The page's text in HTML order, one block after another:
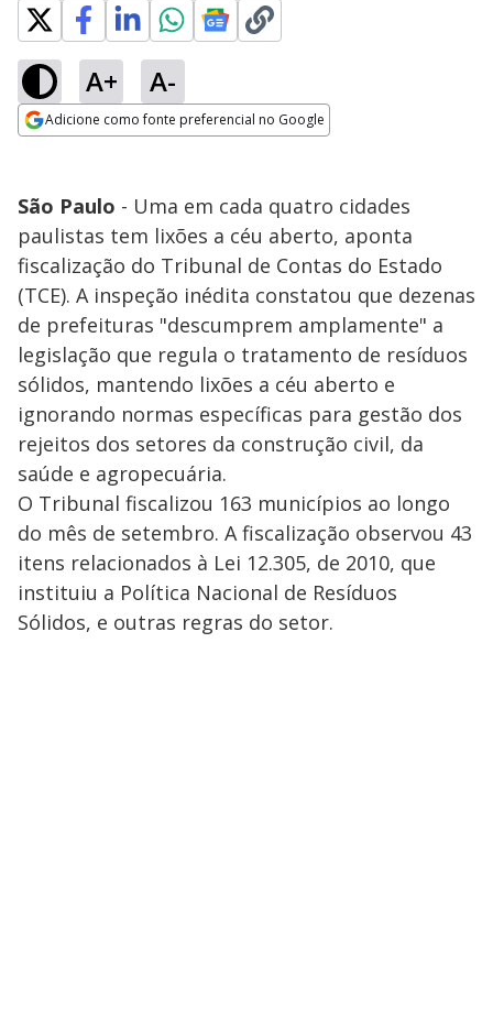
A+ A-
Adicione como fonte preferencial no Google
São Paulo - Uma em cada quatro cidades
paulistas tem lixões a céu aberto, aponta
fiscalização do Tribunal de Contas do Estado
(TCE). A inspeção inédita constatou que dezenas
de prefeituras "descumprem amplamente" a
legislação que regula o tratamento de resíduos
sólidos, mantendo lixões a céu aberto e
ignorando normas específicas para gestão dos
rejeitos dos setores da construção civil, da
saúde e agropecuária.
O Tribunal fiscalizou 163 municípios ao longo
do mês de setembro. A fiscalização observou 43
itens relacionados à Lei 12.305, de 2010, que
instituiu a Política Nacional de Resíduos
Sólidos, e outras regras do setor.